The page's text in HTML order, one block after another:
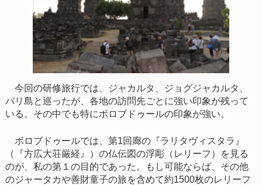
今回の研修旅行では、ジャカルタ、ジョグジャカルタ、
バリ島と巡ったが、各地の訪問先ごとに強い印象が残って
いる。その中でも特にボロブドゥールの印象が強い。
ボロブドゥールでは、第1回廊の『ラリタヴィスタラ』
（『方広大荘厳経』）の仏伝図の浮彫（レリーフ）を見る
のが、私の第１の目的であった。もし可能ならば、その他
のジャータカや善財童子の旅を含めて約1500枚のレリーフ